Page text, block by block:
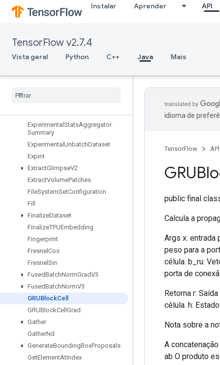
Instalar Aprender API
TensorFlow v2.7.4
Vista geral Python C++ Java Mais
ExperimentalPrivateThreadPoolDa
taset
ExperimentalRebatchDataset
ExperimentalSetStatsAggregator
Dataset
Experimental
Experimental StatsAggregator
Summary
Experimental UnbatchDataset
Expint
ExtractGlimpseV2
ExtractVolumePatches
FileSystemSetConfiguration
Fill
FinalizeDataset
FinalizeTPUEmbedding
Fingerprint
Fresnel Cos
Fresnel Sin
FusedBatchNormGradV3
FusedBatchNormV3
GRUBlockCell
GRUBlockCell Grad
Gather
GatherNd
GenerateBoundingBoxProposals
GetElementAtIndex
idioma de
TensorFlow API
public final
Calcula a
Args x: entrada
peso para a
célula. b_ru:
porta de
Retorna r:
célula. h:
Nota sobre a
A
ab O produto